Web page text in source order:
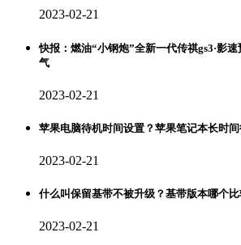
2023-02-21
快报：燃油“小钢炮”全新一代传祺gs3·影
气
2023-02-21
苹果电脑待机时间设置？苹果笔记本长时间
2023-02-21
什么叫保留基带不被升级？基带版本哪个比
2023-02-21